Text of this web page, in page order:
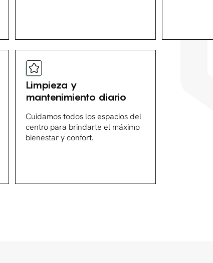
Limpieza y
mantenimiento diario
Cuidamos todos los espacios del
centro para brindarte el máximo
bienestar y confort.